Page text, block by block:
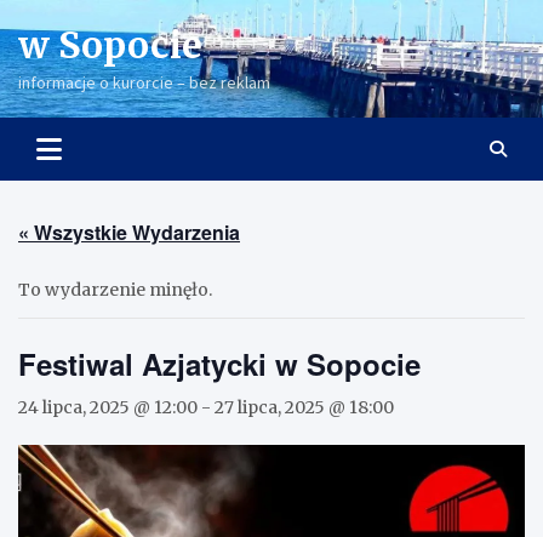
to
content
w Sopocie
informacje o kurorcie – bez reklam
« Wszystkie Wydarzenia
To wydarzenie minęło.
Festiwal Azjatycki w Sopocie
24 lipca, 2025 @ 12:00 - 27 lipca, 2025 @ 18:00